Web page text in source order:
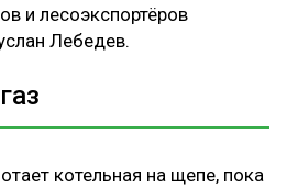
и лесоэкспортёров
Лебедев.
котельная на щепе, пока